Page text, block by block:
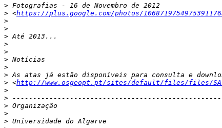
>
> <https://plus.google.com/photos/
>
>
>
>
>
>
>
>
> <http://www.osgeopt.pt/sites/default/files/files/
>
>
>
>
>